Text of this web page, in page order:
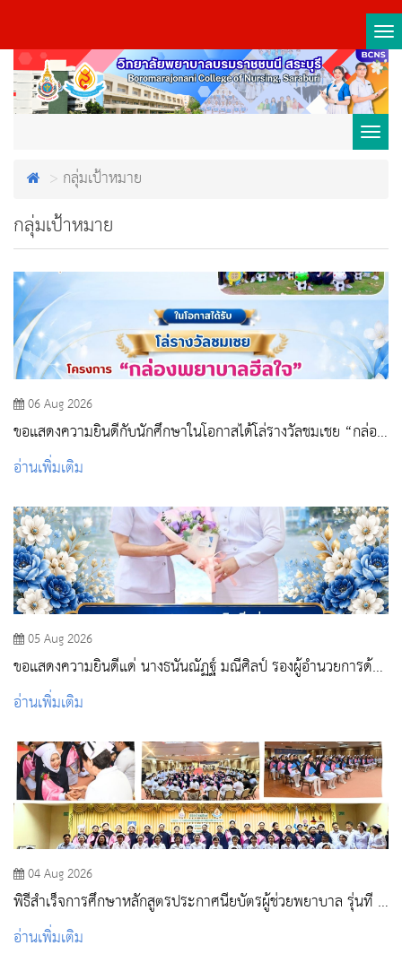
กลุ่มเป้าหมาย
กลุ่มเป้าหมาย
06 Aug 2026
ขอแสดงความยินดีกับนักศึกษาในโอกาสได้โล่รางวัลชมเชย “กล่อง
พยาบาลฮีลใจ”
อ่านเพิ่มเติม
05 Aug 2026
ขอแสดงความยินดีแด่ นางธนันณัฏฐ์ มณีศิลป์ รองผู้อำนวยการด้าน
การพยาบาล โรงพยาบาลสระบุรี
อ่านเพิ่มเติม
04 Aug 2026
พิธีสำเร็จการศึกษาหลักสูตรประกาศนียบัตรผู้ช่วยพยาบาล รุ่นที่ 3
ประจำปีการศึกษา 2568
อ่านเพิ่มเติม